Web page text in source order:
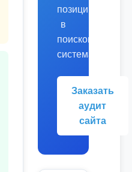
позиции
в
поисковых
системах.
Заказать
аудит
сайта